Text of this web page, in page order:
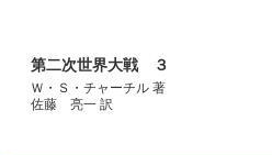
第二次世界大戦 ３
Ｗ・Ｓ・チャーチル 著
佐藤 亮一 訳